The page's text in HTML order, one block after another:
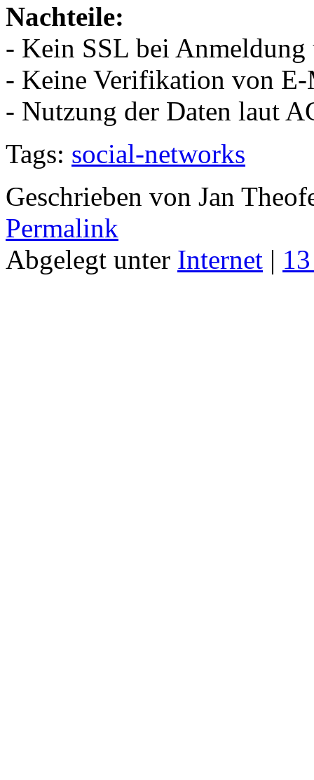
Nachteile:
- Kein SSL bei
- Keine Verifikation von E-
- Nutzung der Daten laut
Tags: social-networks
Geschrieben von Jan
Permalink
Abgelegt unter Internet |